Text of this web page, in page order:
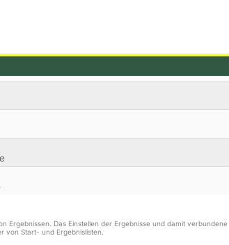
Das Einstellen der Ergebnisse und damit verbundene
von Start- und Ergebnislisten.